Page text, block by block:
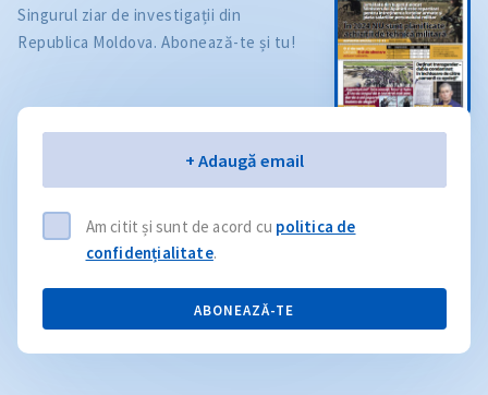
Singurul ziar de investigații din
Republica Moldova. Abonează-te și tu!
+ Adaugă email
Am citit și sunt de acord cu politica de
confidențialitate.
ABONEAZĂ-TE